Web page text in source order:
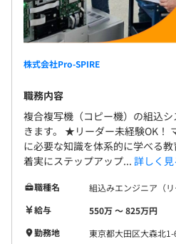
■1年単位での目標設定、振り
す。
■客先での業務となりますが、
同じ現場で業務をおこなうた
【評価方法】
当社では役割や年次によって
■若手社員の場合
成長率といった面を評価のウ
に1年で技術面や行動面（働き
成長できたかを評価します。
■中堅・ベテランの場合
株式会社Pro-SPIRE
職務内容
複合複写機（コピー機）の組込
きます。 ★リーダー未経験OK！
に必要な知識を体系的に学べる教
着実にステップアップ... 詳しく見
職種名
組込みエンジニア（リ
給与
550万 〜 825万円
勤務地
東京都大田区大森北1-